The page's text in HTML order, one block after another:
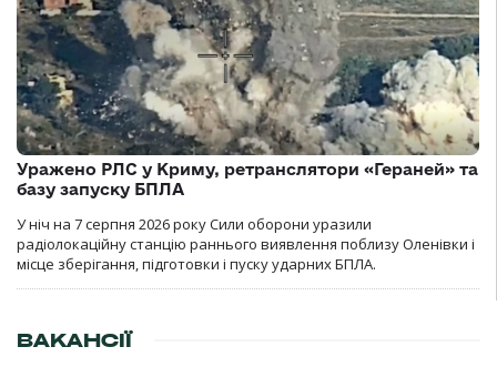
Уражено РЛС у Криму, ретранслятори «Гераней» та
базу запуску БПЛА
У ніч на 7 серпня 2026 року Сили оборони уразили
радіолокаційну станцію раннього виявлення поблизу Оленівки і
місце зберігання, підготовки і пуску ударних БПЛА.
ВАКАНСІЇ